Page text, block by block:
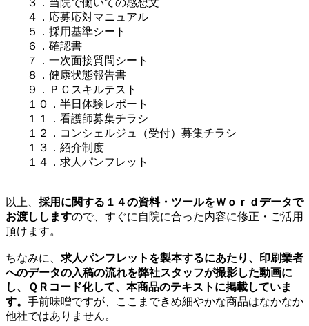
３．当院で働いての感想文
４．応募応対マニュアル
５．採用基準シート
６．確認書
７．一次面接質問シート
８．健康状態報告書
９．ＰＣスキルテスト
１０．半日体験レポート
１１．看護師募集チラシ
１２．コンシェルジュ（受付）募集チラシ
１３．紹介制度
１４．求人パンフレット
以上、 採用に関する１４の資料・ツールをＷｏｒｄデータで
お渡ししますので、すぐに自院に合った内容に修正・ご活用
頂けます。
ちなみに、 求人パンフレットを製本するにあたり、印刷業者
へのデータの入稿の流れを弊社スタッフが撮影した動画に
し、ＱＲコード化して、本商品のテキストに掲載していま
す。 手前味噌ですが、ここまできめ細やかな商品はなかなか
他社ではありません。